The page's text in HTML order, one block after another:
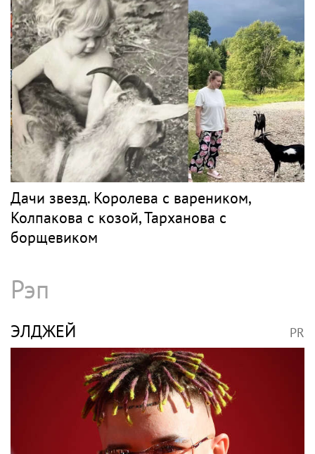
Дачи звезд. Королева с вареником,
Колпакова с козой, Тарханова с
борщевиком
Рэп
ЭЛДЖЕЙ PR